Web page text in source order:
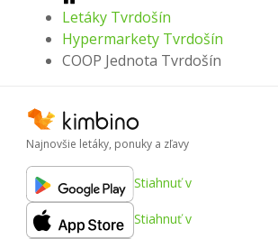
Letáky Tvrdošín
Hypermarkety Tvrdošín
COOP Jednota Tvrdošín
Najnovšie letáky, ponuky a zľavy
Stiahnuť v
Stiahnuť v